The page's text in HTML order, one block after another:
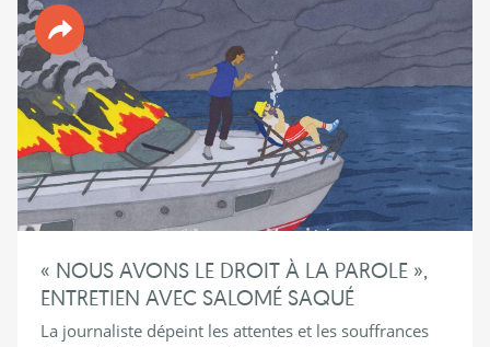
Revue 90°
« NOUS AVONS LE DROIT À LA PAROLE »,
ENTRETIEN AVEC SALOMÉ SAQUÉ
La journaliste dépeint les attentes et les souffrances